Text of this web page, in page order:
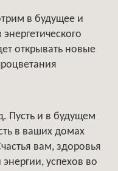
в будущее и
открывать новые
Пусть и в будущем
в ваших домах
вам, здоровья
успехов во